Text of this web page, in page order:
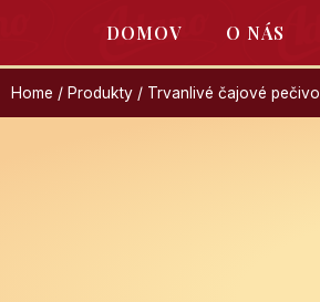
DOMOV O NÁS
Home / Produkty / Trvanlivé čajové pečivo